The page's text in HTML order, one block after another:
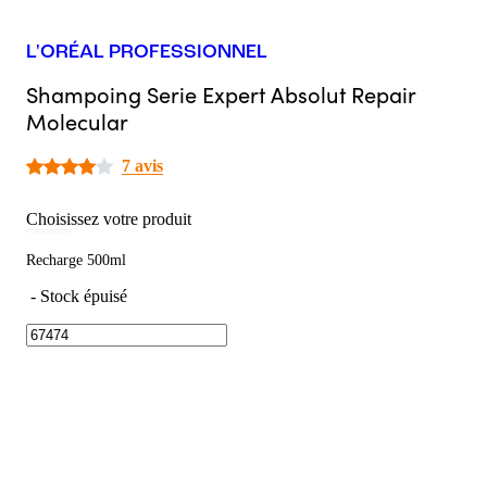
L'ORÉAL PROFESSIONNEL
Shampoing Serie Expert Absolut Repair
Molecular
7 avis
Choisissez votre produit
Recharge 500ml
- Stock épuisé